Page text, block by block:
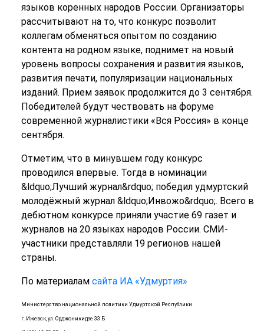
языков коренных народов России. Организаторы
рассчитывают на то, что конкурс позволит
коллегам обменяться опытом по созданию
контента на родном языке, поднимет на новый
уровень вопросы сохранения и развития языков,
развития печати, популяризации национальных
изданий. Прием заявок продолжится до 3 сентября.
Победителей будут чествовать на форуме
современной журналистики «Вся Россия» в конце
сентября.
Отметим, что в минувшем году конкурс
проводился впервые. Тогда в номинации
&ldquo;Лучший журнал&rdquo; победил удмуртский
молодёжный журнал &ldquo;Инвожо&rdquo;. Всего в
дебютном конкурсе приняли участие 69 газет и
журналов на 20 языках народов России. СМИ-
участники представляли 19 регионов нашей
страны.
По материалам сайта ИА «Удмуртия»
Министерство национальной политики Удмуртской Республики
г. Ижевск, ул. Орджоникидзе 33 Б